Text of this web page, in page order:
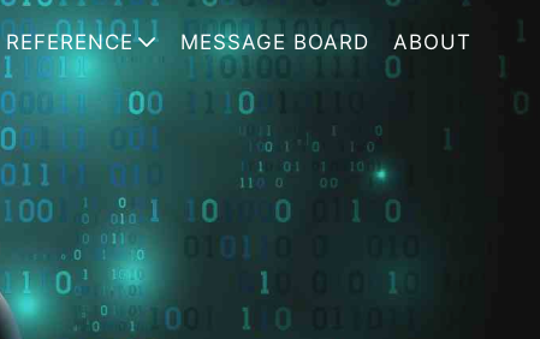
REFERENCE MESSAGE BOARD ABOUT